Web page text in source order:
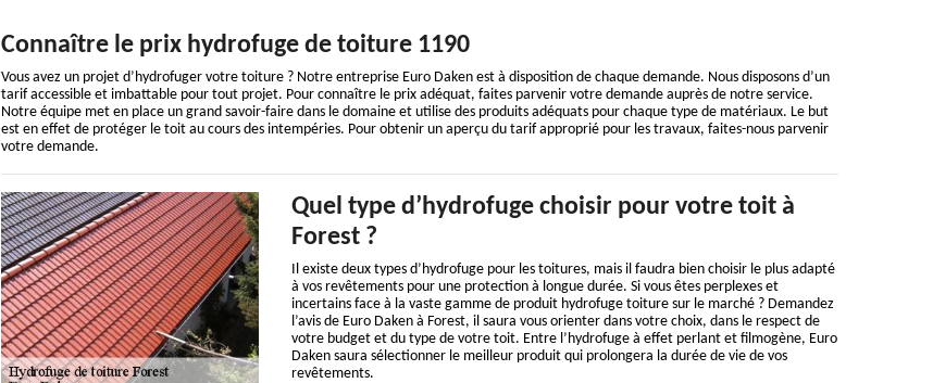
Connaître le prix hydrofuge de toiture 1190
Vous avez un projet d’hydrofuger votre toiture ? Notre entreprise Euro Daken est à disposition de chaque demande. Nous disposons d’un
tarif accessible et imbattable pour tout projet. Pour connaître le prix adéquat, faites parvenir votre demande auprès de notre service.
Notre équipe met en place un grand savoir-faire dans le domaine et utilise des produits adéquats pour chaque type de matériaux. Le but
est en effet de protéger le toit au cours des intempéries. Pour obtenir un aperçu du tarif approprié pour les travaux, faites-nous parvenir
votre demande.
Quel type d’hydrofuge choisir pour votre toit à
Forest ?
Il existe deux types d’hydrofuge pour les toitures, mais il faudra bien choisir le plus adapté
à vos revêtements pour une protection à longue durée. Si vous êtes perplexes et
incertains face à la vaste gamme de produit hydrofuge toiture sur le marché ? Demandez
l’avis de Euro Daken à Forest, il saura vous orienter dans votre choix, dans le respect de
votre budget et du type de votre toit. Entre l’hydrofuge à effet perlant et filmogène, Euro
Daken saura sélectionner le meilleur produit qui prolongera la durée de vie de vos
revêtements.